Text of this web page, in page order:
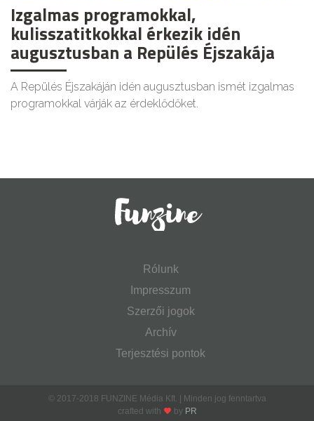
Izgalmas programokkal,
kulisszatitkokkal érkezik idén
augusztusban a Repülés Éjszakája
A Repülés Éjszakáján idén augusztusban ismét izgalmas
programokkal várják az érdeklődőket.
Rólunk
Impresszum
Szerzői jogok
Archív
Terjesztési pontok
© 2017-2018 FUNZINE Média Kft. | Minden jog fenntartva
crafted with
by PR